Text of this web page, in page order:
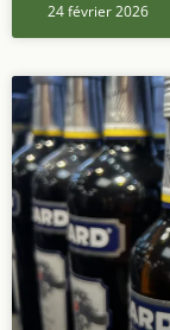
24 février 2026